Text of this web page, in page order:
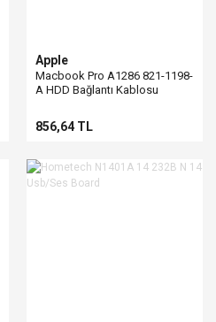
Apple
Macbook Pro A1286 821-1198-
A HDD Bağlantı Kablosu
856,64 TL